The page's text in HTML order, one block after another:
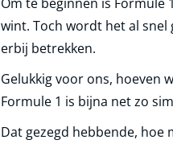
wint. Toch wordt het al
erbij betrekken.
Gelukkig voor ons, hoeven
Formule 1 is bijna net zo
Dat gezegd hebbende,